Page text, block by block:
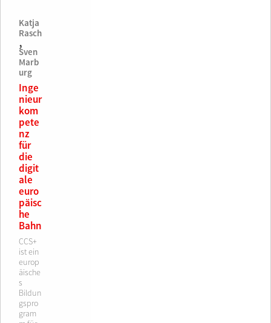
Katja
Rasch
,
Sven
Marb
urg
Inge
nieur
kom
pete
nz
für
die
digit
ale
euro
päisc
he
Bahn
CCS+
ist ein
europ
äische
s
Bildun
gspro
gram